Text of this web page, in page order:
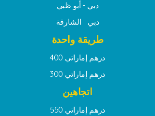
دبي - أبو ظبي
دبي - الشارقة
طريقة واحدة
400 درهم إماراتي
300 درهم إماراتي
اتجاهين
550 درهم إماراتي